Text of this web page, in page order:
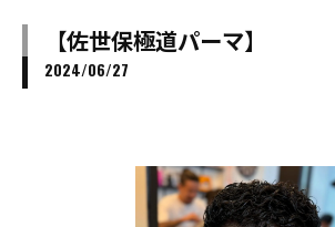
【佐世保極道パーマ】
2024/06/27